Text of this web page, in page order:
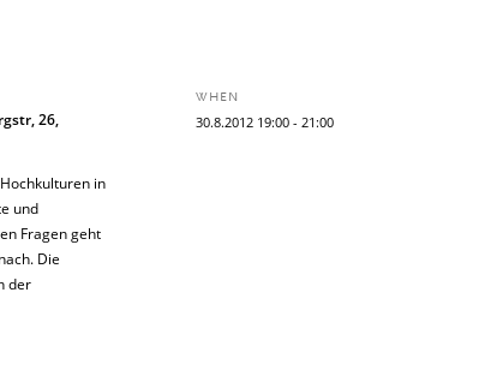
26,
in
und
Fragen geht
Die
der
WHEN
30.8.2012 19:00 - 21:00